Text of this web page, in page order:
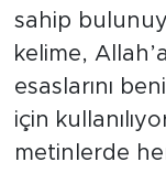
sahip
kelime,
esaslarını
için
metinlerde